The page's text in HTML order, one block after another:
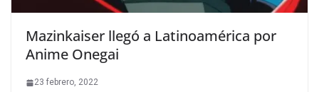
Mazinkaiser llegó a Latinoamérica por
Anime Onegai
23 febrero, 2022